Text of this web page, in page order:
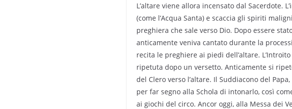
L’altare viene allora incensato dal Sacerdote.
(come l’Acqua Santa) e scaccia gli spiriti
preghiera che sale verso Dio. Dopo essere
anticamente veniva cantato durante la
recita le preghiere ai piedi dell’altare.
ripetuta dopo un versetto. Anticamente si
del Clero verso l’altare. Il Suddiacono del
per far segno alla Schola di intonarlo, così
ai giochi del circo. Ancor oggi, alla Messa dei